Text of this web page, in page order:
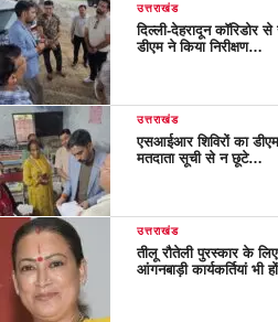
उत्तराखंड
दिल्ली-देहरादून कॉरिडोर
डीएम ने किया निरीक्षण…
उत्तराखंड
एसआईआर शिविरों का
मतदाता सूची से न छूटे…
उत्तराखंड
तीलू रौतेली पुरस्कार के
आंगनबाड़ी कार्यकर्तियां भी